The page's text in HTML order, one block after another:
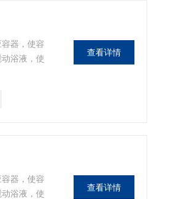
器，使容
浴液，使
查看详情
器，使容
浴液，使
查看详情